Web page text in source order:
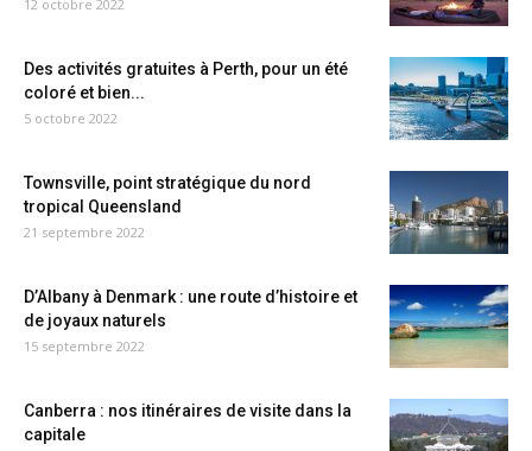
12 octobre 2022
Des activités gratuites à Perth, pour un été
coloré et bien...
5 octobre 2022
Townsville, point stratégique du nord
tropical Queensland
21 septembre 2022
D’Albany à Denmark : une route d’histoire et
de joyaux naturels
15 septembre 2022
Canberra : nos itinéraires de visite dans la
capitale